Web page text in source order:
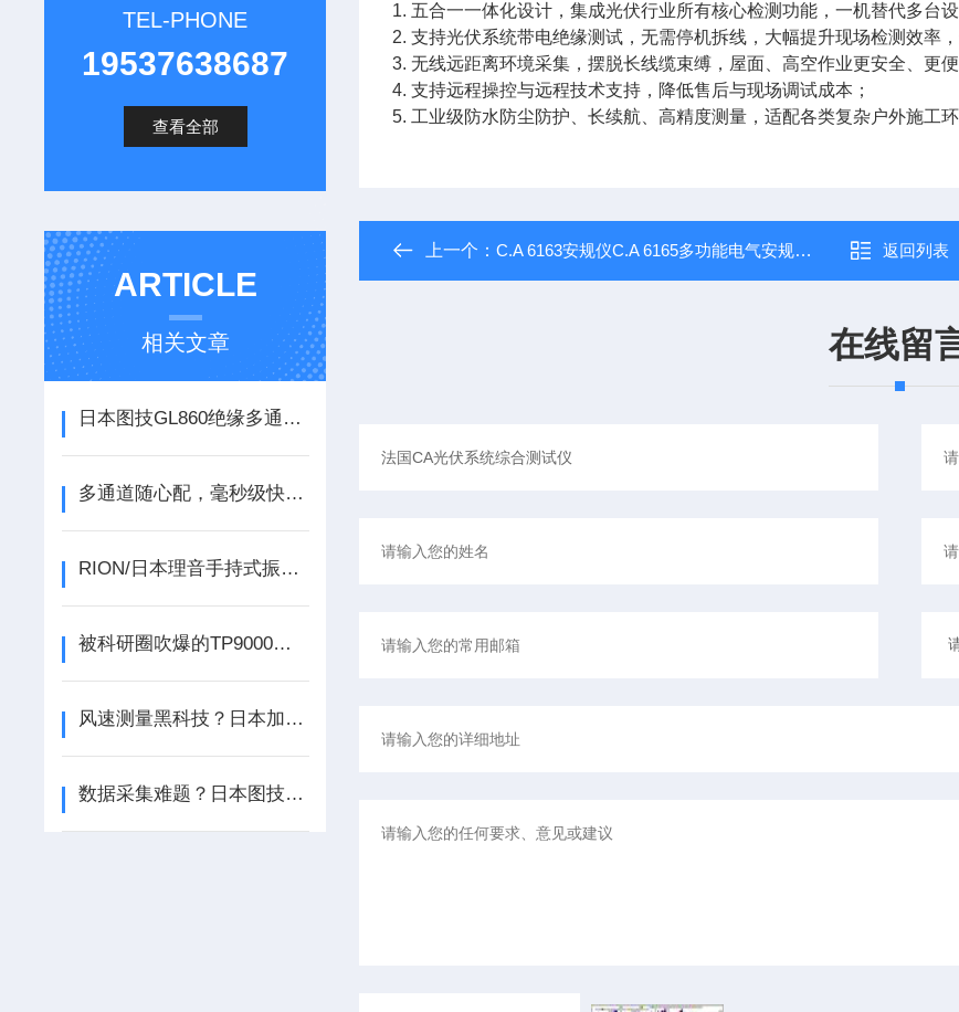
TEL-PHONE
19537638687
查看全部
ARTICLE
相关文章
日本图技GL860绝缘多通道数据采集器存储记录仪：性能、应用与行业影响
多通道随心配，毫秒级快采集 ——DAQ970A，数据采集全能王！
RION/日本理音手持式振动分析仪VA-14的应用场景
被科研圈吹爆的TP9000多路温度记录仪，到底有多神？
风速测量黑科技？日本加野Kanomax 6113 Ser系列来袭！
数据采集难题？日本图技GL260A数据采集仪轻松搞定！
1. 五合一一体化设计，集成光伏行业所有核心检测功能，一机替代多台
2. 支持光伏系统带电绝缘测试，无需停机拆线，大幅提升现场检测效率
3. 无线远距离环境采集，摆脱长线缆束缚，屋面、高空作业更安全、更便
4. 支持远程操控与远程技术支持，降低售后与现场调试成本；
5. 工业级防水防尘防护、长续航、高精度测量，适配各类复杂户外施工
上一个：C.A 6163安规仪C.A 6165多功能电气安规测试仪 返回列表
在线留